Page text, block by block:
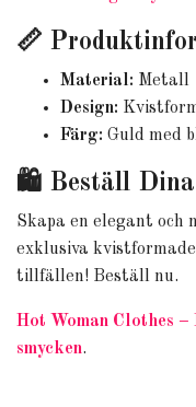
📏
Material: Metall
Design:
Färg: Guld med
🛍️ Beställ Dina
Skapa en elegant och
exklusiva
tillfällen! Beställ nu.
Hot Woman Clothes
smycken.